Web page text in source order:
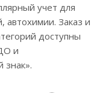
учет для
автохимии. Заказ и
доступны
и
знак».